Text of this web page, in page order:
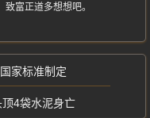
富正道多想想吧。
家标准制定
4袋水泥身亡